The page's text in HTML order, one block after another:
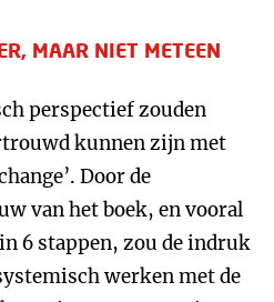
MAAR NIET METEEN
perspectief zouden
kunnen zijn met
Door de
van het boek, en vooral
6 stappen, zou de indruk
werken met de